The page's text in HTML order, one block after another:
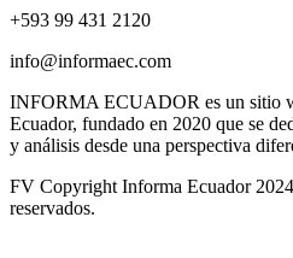
+593 99 431 2120
info@informaec.com
INFORMA ECUADOR es un sitio
Ecuador, fundado en 2020 que se
y análisis desde una perspectiva
FV Copyright Informa Ecuador
reservados.